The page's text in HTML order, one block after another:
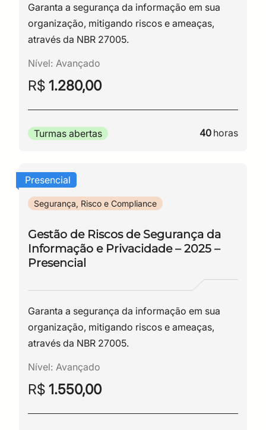
Garanta a segurança da informação em sua
organização, mitigando riscos e ameaças,
através da NBR 27005.
Nível: Avançado
R$ 1.280,00
Turmas abertas 40 horas
Presencial
Segurança, Risco e Compliance
Gestão de Riscos de Segurança da
Informação e Privacidade – 2025 –
Presencial
Garanta a segurança da informação em sua
organização, mitigando riscos e ameaças,
através da NBR 27005.
Nível: Avançado
R$ 1.550,00